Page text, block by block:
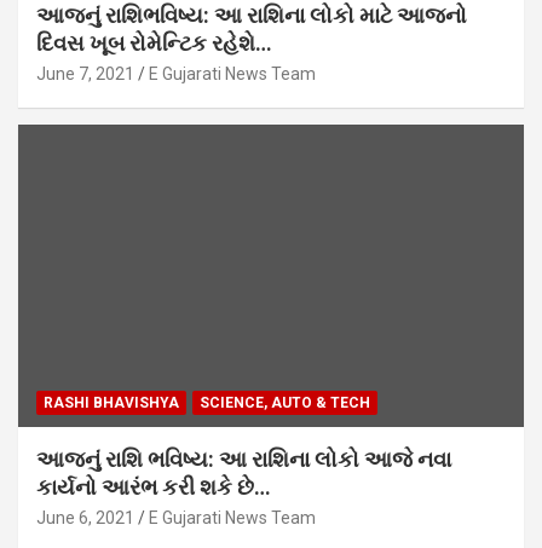
આજનું રાશિભવિષ્ય: આ રાશિના લોકો માટે આજનો
દિવસ ખૂબ રોમેન્ટિક રહેશે…
June 7, 2021 E Gujarati News Team
RASHI BHAVISHYA SCIENCE, AUTO & TECH
આજનું રાશિ ભવિષ્ય: આ રાશિના લોકો આજે નવા
કાર્યનો આરંભ કરી શકે છે…
June 6, 2021 E Gujarati News Team